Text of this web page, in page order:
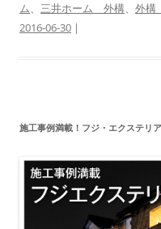
ム、 三井ホーム 外構、 外
2016-06-30 |
施工事例満載！フジ・エクステリ